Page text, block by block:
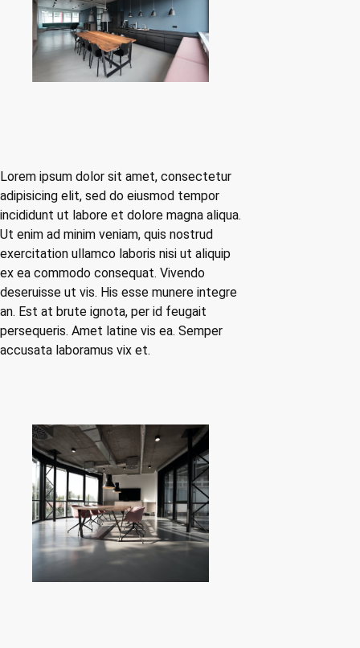
Lorem ipsum dolor sit amet, consectetur
adipisicing elit, sed do eiusmod tempor
incididunt ut labore et dolore magna aliqua.
Ut enim ad minim veniam, quis nostrud
exercitation ullamco laboris nisi ut aliquip
ex ea commodo consequat. Vivendo
deseruisse ut vis. His esse munere integre
an. Est at brute ignota, per id feugait
persequeris. Amet latine vis ea. Semper
accusata laboramus vix et.